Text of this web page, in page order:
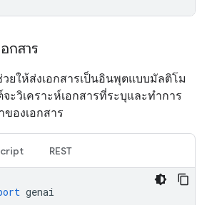
กสาร
วยให้ส่งเอกสารเป็นอินพุตแบบมัลติโม
จะวิเคราะห์เอกสารที่ระบุและทำการ
ของเอกสาร
REST
genai